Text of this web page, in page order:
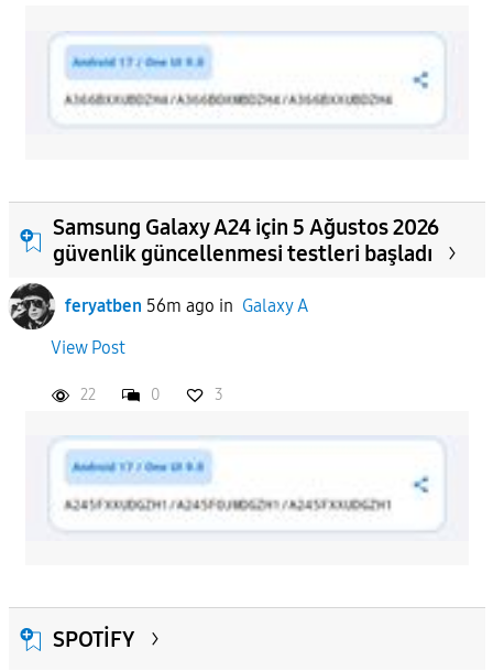
Samsung Galaxy A24 için 5 Ağustos 2026
güvenlik güncellenmesi testleri başladı
feryatben 56m ago in Galaxy A
View Post
22 0 3
SPOTİFY